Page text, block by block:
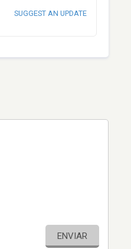
SUGGEST AN UPDATE
ENVIAR